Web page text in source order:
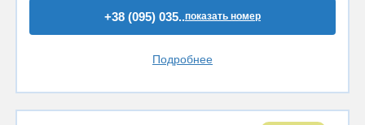
+38 (095) 035..показать номер
Подробнее